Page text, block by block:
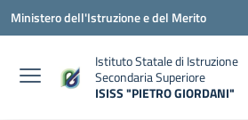
Vai ai contenuti
Vai al menu di navigazione
Vai al footer
Ministero dell'Istruzione e del Merito
Istituto Statale di Istruzione
Secondaria Superiore
ISISS "PIETRO GIORDANI"